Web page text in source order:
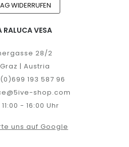
WIDERRUFEN
RALUCA VESA
28/2
| Austria
193 587 96
shop.com
- 16:00 Uhr
uns auf Google